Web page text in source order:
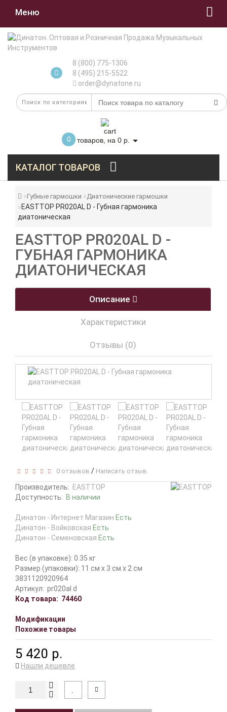
Меню
8 (800) 775-1306
8 (495) 215-5522
order@dynatone.ru
0 товаров, на 0 р.
КАТАЛОГ ТОВАРОВ
Губные гармошки Диатонические гармошки
EASTTOP PR020AL D - Губная гармоника
диатоническая
EASTTOP PR020AL D -
ГУБНАЯ ГАРМОНИКА
ДИАТОНИЧЕСКАЯ
Описание
Характеристики
Отзывы (0)
0 отзывов / Написать отзыв
Производитель: EASTTOP
Доступность: В наличии
Динатон - Интернет Магазин Есть
Динатон - Войковская Есть
Динатон - Семеновская Есть
Вес (в упаковке): 0.35 кг
Размер (упаковки): 11 см x 3 см x 2 см
3831120920964
Артикул: pr020al d
Код товара: 74460
Модификации
Похожие товары
5 420 р.
Нашли дешевле